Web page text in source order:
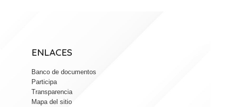
ENLACES
Banco de documentos
Participa
Transparencia
Mapa del sitio